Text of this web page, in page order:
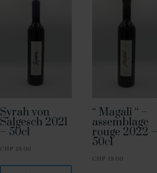
Syrah von
Salgesch 2021
– 50cl
CHF 19.00
“ Magali “ –
assemblage
rouge 2022 –
50cl
CHF 19.00